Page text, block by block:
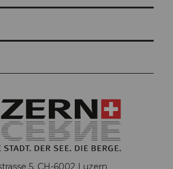
5, CH-6002 Luzern